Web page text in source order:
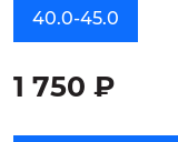
40.0-45.0
1 750 ₽